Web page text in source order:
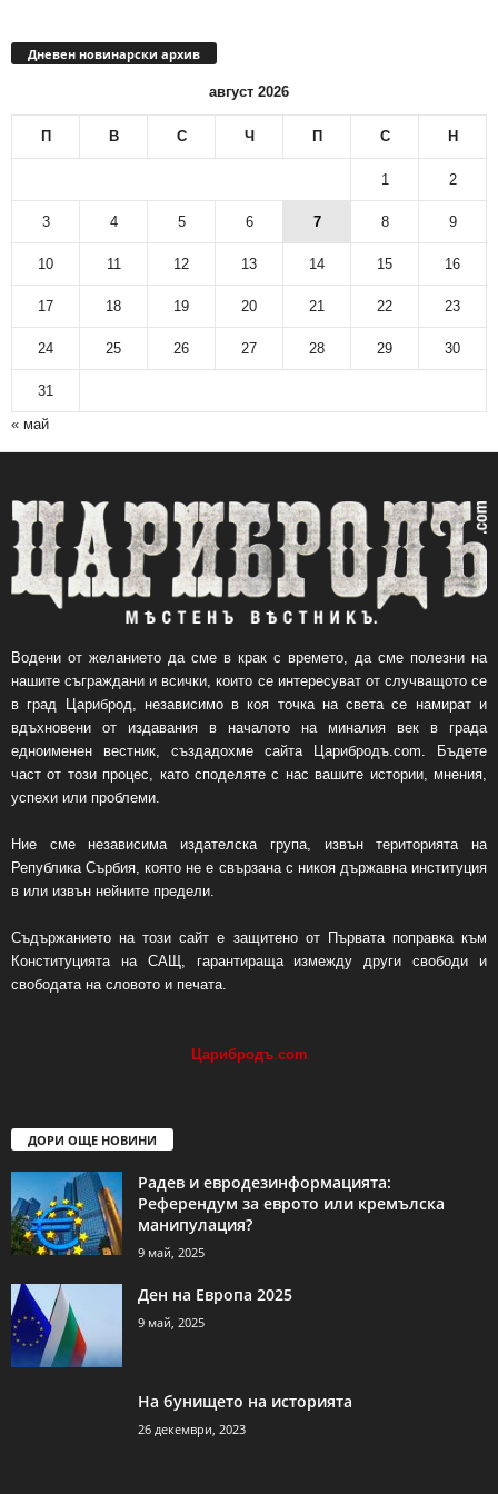
Дневен новинарски архив
август 2026
П В С Ч П С Н
1 2
3 4 5 6 7 8 9
10 11 12 13 14 15 16
17 18 19 20 21 22 23
24 25 26 27 28 29 30
31
« май
Водени от желанието да сме в крак с времето, да сме полезни на
нашите съграждани и всички, които се интересуват от случващото се
в град Цариброд, независимо в коя точка на света се намират и
вдъхновени от издавания в началото на миналия век в града
едноименен вестник, създадохме сайта Царибродъ.com. Бъдете
част от този процес, като споделяте с нас вашите истории, мнения,
успехи или проблеми.
Ние сме независима издателска група, извън територията на
Република Сърбия, която не е свързана с никоя държавна институция
в или извън нейните предели.
Съдържанието на този сайт е защитено от Първата поправка към
Конституцията на САЩ, гарантираща измежду други свободи и
свободата на словото и печата.
Царибродъ.com
ДОРИ ОЩЕ НОВИНИ
Радев и евродезинформацията:
Референдум за еврото или кремълска
манипулация?
9 май, 2025
Ден на Европа 2025
9 май, 2025
На бунището на историята
26 декември, 2023